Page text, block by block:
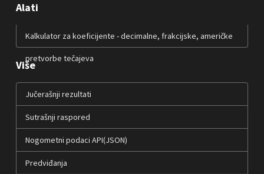
Alati
Kalkulator za koeficijente - decimalne, frakcijske, američke
pretvorbe tečajeva
Više
Jučerašnji rezultati
Sutrašnji raspored
Nogometni podaci API(JSON)
Predviđanja